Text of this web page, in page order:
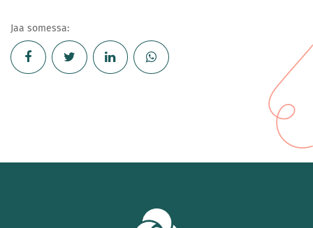
Jaa somessa: